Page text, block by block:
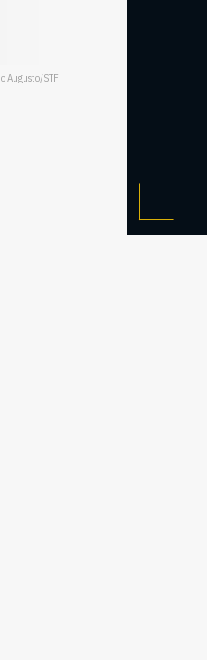
Augusto/STF